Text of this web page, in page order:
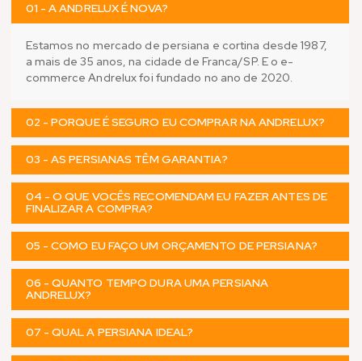
01 - A ANDRELUX É NOVA?
Estamos no mercado de persiana e cortina desde 1987,
a mais de 35 anos, na cidade de Franca/SP. E o e-
commerce Andrelux foi fundado no ano de 2020.
02 - PORQUE É SEGURO EU COMPRAR NA ANDRELUX?
03 - AS PERSIANAS TÊM GARANTIA?
04 - O QUE VOCÊS RECOMENDAM EU FAZER ANTES DE
FINALIZAR A COMPRA?
05 - COMO EU FAÇO UM ORÇAMENTO DE PERSIANA?
06 - QUANTO TEMPO DURA UMA PERSIANA
ANDRELUX?
07 - QUAL A PERSIANA IDEAL?